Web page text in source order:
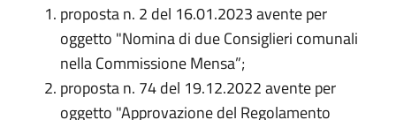
proposta n. 2 del 16.01.2023 avente per
oggetto "Nomina di due Consiglieri comunali
nella Commissione Mensa”;
proposta n. 74 del 19.12.2022 avente per
oggetto "Approvazione del Regolamento